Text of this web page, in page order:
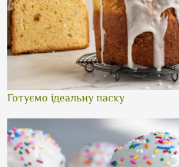
Готуємо ідеальну паску